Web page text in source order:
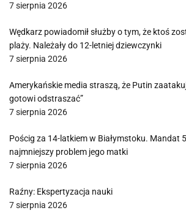
7 sierpnia 2026
Wędkarz powiadomił służby o tym, że ktoś
plaży. Należały do 12-letniej dziewczynki
7 sierpnia 2026
Amerykańskie media straszą, że Putin
gotowi odstraszać”
7 sierpnia 2026
Pościg za 14-latkiem w Białymstoku. Mandat
najmniejszy problem jego matki
7 sierpnia 2026
Raźny: Ekspertyzacja nauki
7 sierpnia 2026